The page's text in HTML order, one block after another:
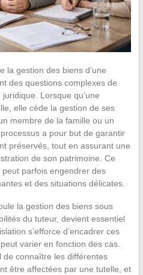
la gestion des biens d’une
des questions complexes de
Lorsque qu’une
elle cède la gestion de ses
membre de la famille ou un
a pour but de garantir
préservés, tout en assurant une
de son patrimoine. Ce
parfois engendrer des
et des situations délicates.
la gestion des biens sous
du tuteur, devient essentiel
s’efforce d’encadrer ces
varier en fonction des cas.
de connaître les différentes
être affectées par une tutelle, et